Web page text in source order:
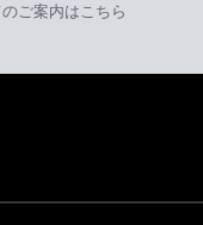
ご案内はこちら